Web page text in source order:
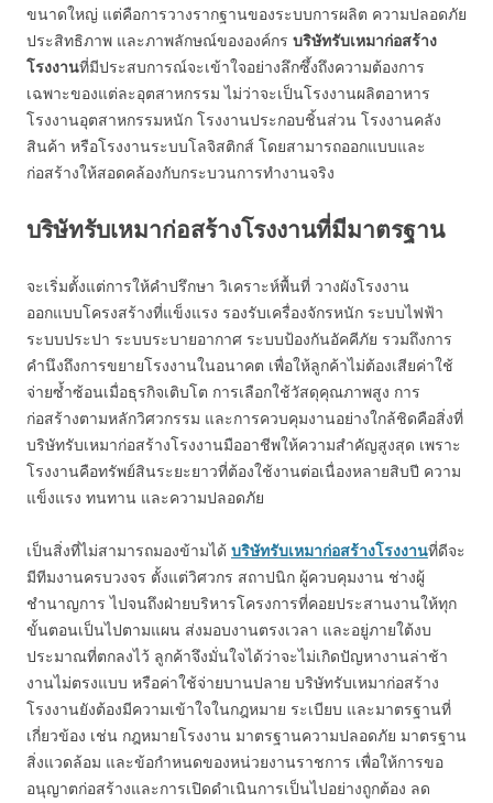
ขนาดใหญ่ แต่คือการวางรากฐานของระบบการผลิต ความปลอดภัย
ประสิทธิภาพ และภาพลักษณ์ขององค์กร บริษัทรับเหมาก่อสร้าง
โรงงานที่มีประสบการณ์จะเข้าใจอย่างลึกซึ้งถึงความต้องการ
เฉพาะของแต่ละอุตสาหกรรม ไม่ว่าจะเป็นโรงงานผลิตอาหาร
โรงงานอุตสาหกรรมหนัก โรงงานประกอบชิ้นส่วน โรงงานคลัง
สินค้า หรือโรงงานระบบโลจิสติกส์ โดยสามารถออกแบบและ
ก่อสร้างให้สอดคล้องกับกระบวนการทำงานจริง
บริษัทรับเหมาก่อสร้างโรงงานที่มีมาตรฐาน
จะเริ่มตั้งแต่การให้คำปรึกษา วิเคราะห์พื้นที่ วางผังโรงงาน
ออกแบบโครงสร้างที่แข็งแรง รองรับเครื่องจักรหนัก ระบบไฟฟ้า
ระบบประปา ระบบระบายอากาศ ระบบป้องกันอัคคีภัย รวมถึงการ
คำนึงถึงการขยายโรงงานในอนาคต เพื่อให้ลูกค้าไม่ต้องเสียค่าใช้
จ่ายซ้ำซ้อนเมื่อธุรกิจเติบโต การเลือกใช้วัสดุคุณภาพสูง การ
ก่อสร้างตามหลักวิศวกรรม และการควบคุมงานอย่างใกล้ชิดคือสิ่งที่
บริษัทรับเหมาก่อสร้างโรงงานมืออาชีพให้ความสำคัญสูงสุด เพราะ
โรงงานคือทรัพย์สินระยะยาวที่ต้องใช้งานต่อเนื่องหลายสิบปี ความ
แข็งแรง ทนทาน และความปลอดภัย
เป็นสิ่งที่ไม่สามารถมองข้ามได้ บริษัทรับเหมาก่อสร้างโรงงานที่ดีจะ
มีทีมงานครบวงจร ตั้งแต่วิศวกร สถาปนิก ผู้ควบคุมงาน ช่างผู้
ชำนาญการ ไปจนถึงฝ่ายบริหารโครงการที่คอยประสานงานให้ทุก
ขั้นตอนเป็นไปตามแผน ส่งมอบงานตรงเวลา และอยู่ภายใต้งบ
ประมาณที่ตกลงไว้ ลูกค้าจึงมั่นใจได้ว่าจะไม่เกิดปัญหางานล่าช้า
งานไม่ตรงแบบ หรือค่าใช้จ่ายบานปลาย บริษัทรับเหมาก่อสร้าง
โรงงานยังต้องมีความเข้าใจในกฎหมาย ระเบียบ และมาตรฐานที่
เกี่ยวข้อง เช่น กฎหมายโรงงาน มาตรฐานความปลอดภัย มาตรฐาน
สิ่งแวดล้อม และข้อกำหนดของหน่วยงานราชการ เพื่อให้การขอ
อนุญาตก่อสร้างและการเปิดดำเนินการเป็นไปอย่างถูกต้อง ลด